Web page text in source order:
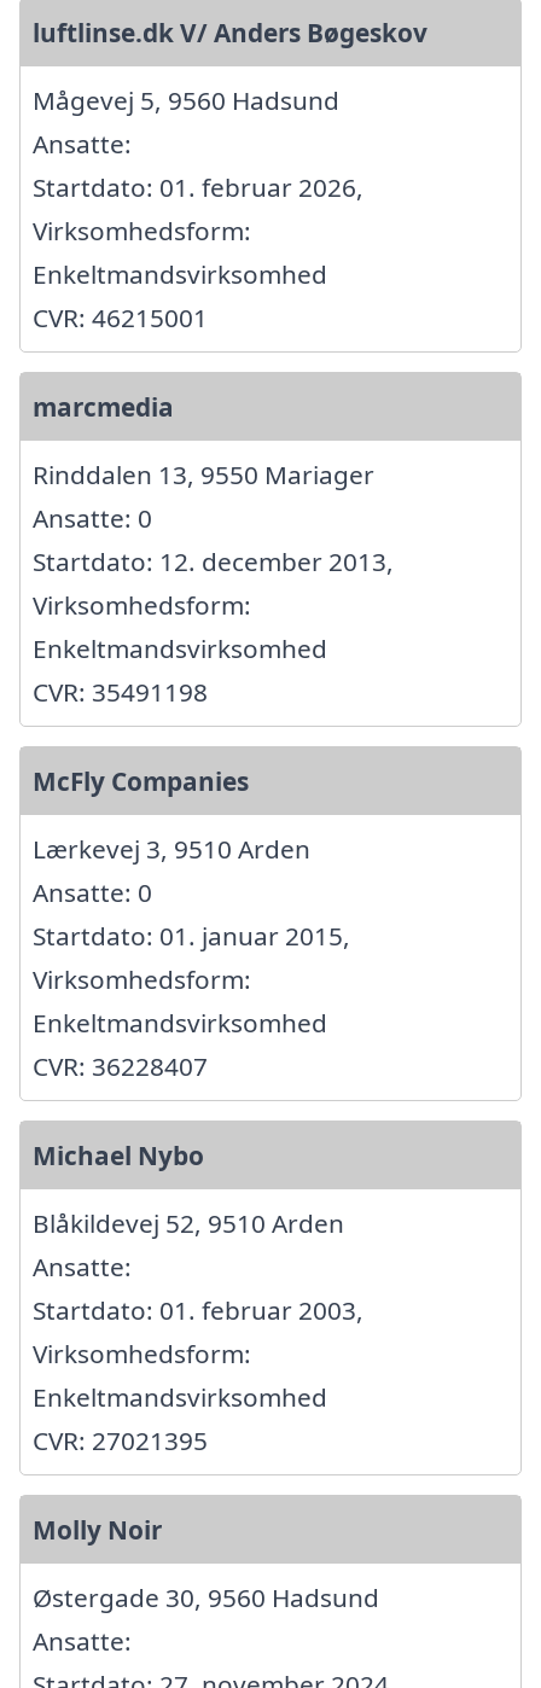
luftlinse.dk V/ Anders Bøgeskov
Mågevej 5, 9560 Hadsund
Ansatte:
Startdato: 01. februar 2026,
Virksomhedsform:
Enkeltmandsvirksomhed
CVR: 46215001
marcmedia
Rinddalen 13, 9550 Mariager
Ansatte: 0
Startdato: 12. december 2013,
Virksomhedsform:
Enkeltmandsvirksomhed
CVR: 35491198
McFly Companies
Lærkevej 3, 9510 Arden
Ansatte: 0
Startdato: 01. januar 2015,
Virksomhedsform:
Enkeltmandsvirksomhed
CVR: 36228407
Michael Nybo
Blåkildevej 52, 9510 Arden
Ansatte:
Startdato: 01. februar 2003,
Virksomhedsform:
Enkeltmandsvirksomhed
CVR: 27021395
Molly Noir
Østergade 30, 9560 Hadsund
Ansatte: